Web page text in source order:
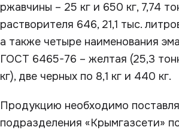
ржавчины – 25 кг и 650 кг, 7,74
растворителя 646, 21,1 тыс.
а также четыре наименования
ГОСТ 6465-76 – желтая (25,3
кг), две черных по 8,1 кг и 440 кг.
Продукцию необходимо
подразделения «Крымгазсети»